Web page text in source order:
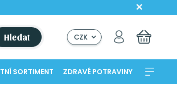
Hledat CZK
SORTIMENT ZDRAVÉ POTRAVINY